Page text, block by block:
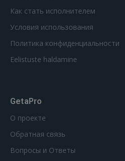
Как стать исполнителем
Условия использования
Политика конфиденциальности
Eelistuste haldamine
GetaPro
О проекте
Обратная связь
Вопросы и Ответы